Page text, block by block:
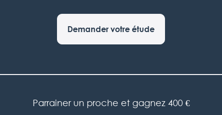
Demander votre étude
Parrainer un proche et gagnez 400 €